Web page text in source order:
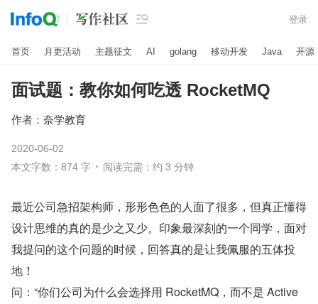
 登录
首页 月更活动 主题征文 AI golang 移动开发 Java 开源
面试题：教你如何吃透 RocketMQ
作者： 奈学教育
2020-06-02
本文字数：874 字
阅读完需：约 3 分钟
最近公司急招架构师，形形色色的人面了很多，但真正懂得
设计思维的真的是少之又少。印象最深刻的一个同学，面对
我提问的这个问题的时候，回答真的是让我佩服的五体投
地！
问：“你们公司为什么会选择用 RocketMQ，而不是 Active